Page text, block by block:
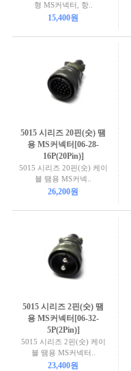
형 MS커넥터, 항..
15,400원
5015 시리즈 20핀(숫) 땜
용 MS커넥터[06-28-
16P(20Pin)]
5015 시리즈 20핀(숫) 케이
블 땜용 MS커넥..
26,200원
5015 시리즈 2핀(숫) 땜
용 MS커넥터[06-32-
5P(2Pin)]
5015 시리즈 2핀(숫) 케이
블 땜용 MS커넥터..
23,400원